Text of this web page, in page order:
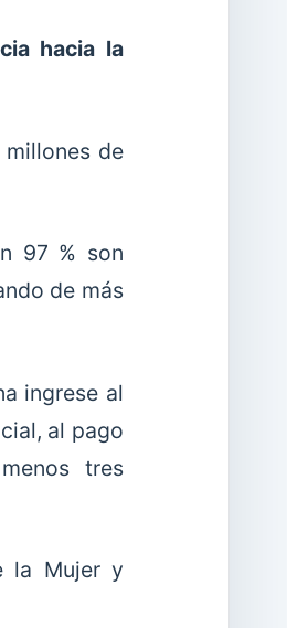
hacia la
millones de
97 % son
de más
ingrese al
al pago
tres
la Mujer y